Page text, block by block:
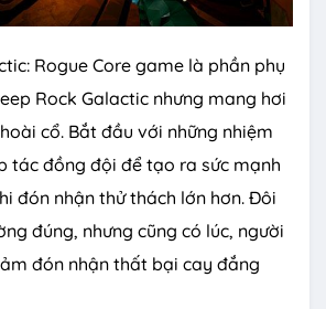
Rogue Core game là phần phụ
Rock Galactic nhưng mang hơi
cổ. Bắt đầu với những nhiệm
tác đồng đội để tạo ra sức mạnh
đón nhận thử thách lớn hơn. Đôi
đúng, nhưng cũng có lúc, người
đón nhận thất bại cay đắng